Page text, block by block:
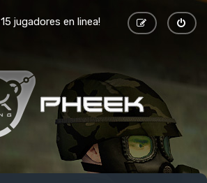
15 jugadores en linea!